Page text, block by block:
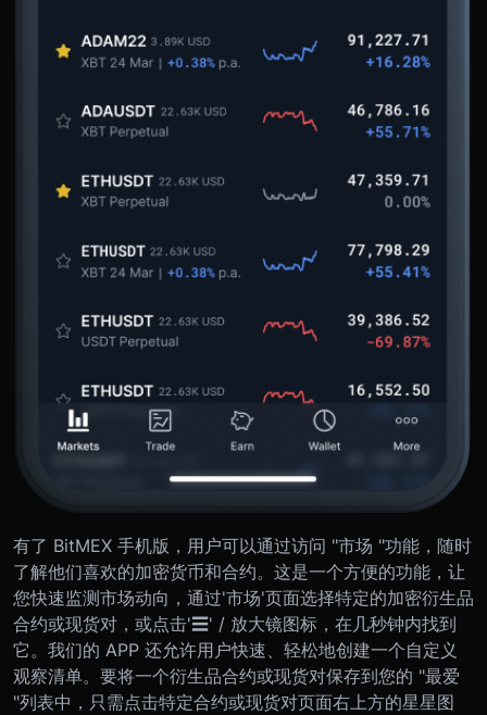
有了 BitMEX 手机版，用户可以通过访问 "市场 "功能，随时
了解他们喜欢的加密货币和合约。这是一个方便的功能，让
您快速监测市场动向，通过'市场'页面选择特定的加密衍生品
合约或现货对，或点击'☰' / 放大镜图标，在几秒钟内找到
它。我们的 APP 还允许用户快速、轻松地创建一个自定义
观察清单。要将一个衍生品合约或现货对保存到您的 "最爱
"列表中，只需点击特定合约或现货对页面右上方的星星图